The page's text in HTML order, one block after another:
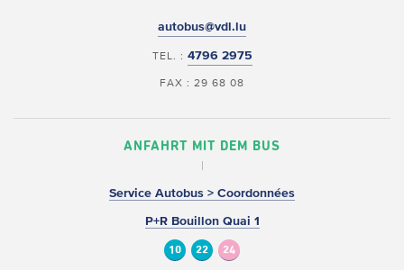
autobus@vdl.lu
TEL. : 4796 2975
FAX : 29 68 08
ANFAHRT MIT DEM BUS
Service Autobus > Coordonnées
P+R Bouillon Quai 1
10 22 24